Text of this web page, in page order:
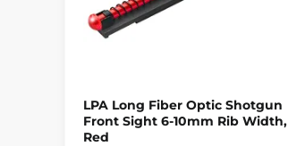
LPA Long Fiber Optic Shotgun
Front Sight 6-10mm Rib Width,
Red